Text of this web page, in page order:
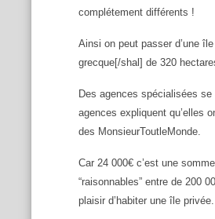
complétement différents !
Ainsi on peut passer d’une
grecque[/shal] de 320
Des agences spécialisées
agences expliquent qu’elles
des MonsieurToutleMonde.
Car 24 000€ c’est une
“raisonnables” entre de 200
plaisir d’habiter une île privée.